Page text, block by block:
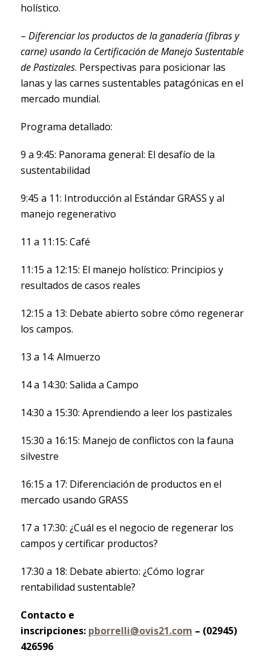
holístico.
– Diferenciar los productos de la ganadería (fibras y
carne) usando la Certificación de Manejo Sustentable
de Pastizales. Perspectivas para posicionar las
lanas y las carnes sustentables patagónicas en el
mercado mundial.
Programa detallado:
9 a 9:45: Panorama general: El desafío de la
sustentabilidad
9:45 a 11: Introducción al Estándar GRASS y al
manejo regenerativo
11 a 11:15: Café
11:15 a 12:15: El manejo holístico: Principios y
resultados de casos reales
12:15 a 13: Debate abierto sobre cómo regenerar
los campos.
13 a 14: Almuerzo
14 a 14:30: Salida a Campo
14:30 a 15:30: Aprendiendo a leer los pastizales
15:30 a 16:15: Manejo de conflictos con la fauna
silvestre
16:15 a 17: Diferenciación de productos en el
mercado usando GRASS
17 a 17:30: ¿Cuál es el negocio de regenerar los
campos y certificar productos?
17:30 a 18: Debate abierto: ¿Cómo lograr
rentabilidad sustentable?
Contacto e
inscripciones: pborrelli@ovis21.com – (02945)
426596